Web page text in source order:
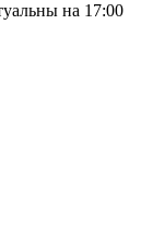
на 17:00